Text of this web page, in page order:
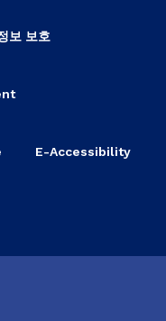
보 보호
E-Accessibility